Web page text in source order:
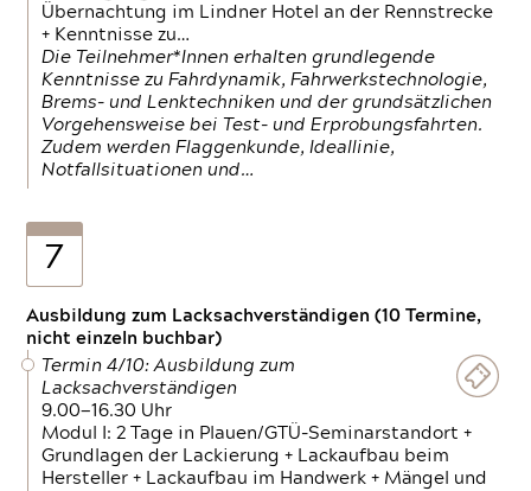
Übernachtung im Lindner Hotel an der Rennstrecke
+ Kenntnisse zu…
Die Teilnehmer*Innen erhalten grundlegende
Kenntnisse zu Fahrdynamik, Fahrwerkstechnologie,
Brems- und Lenktechniken und der grundsätzlichen
Vorgehensweise bei Test- und Erprobungsfahrten.
Zudem werden Flaggenkunde, Ideallinie,
Notfallsituationen und…
7
Ausbildung zum Lacksachverständigen (10 Termine,
nicht einzeln buchbar)
Termin 4/10: Ausbildung zum
Lacksachverständigen
9.00—16.30 Uhr
Modul I: 2 Tage in Plauen/GTÜ-Seminarstandort +
Grundlagen der Lackierung + Lackaufbau beim
Hersteller + Lackaufbau im Handwerk + Mängel und